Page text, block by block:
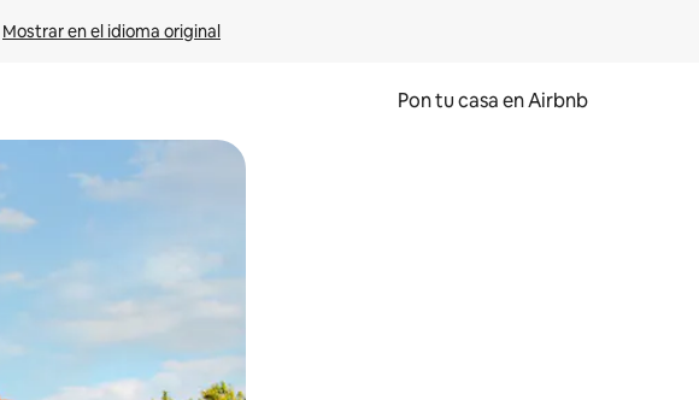
Mostrar en el idioma original
Pon tu casa en Airbnb